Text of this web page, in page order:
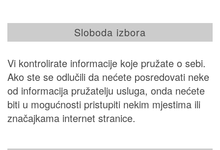
Sloboda izbora
Vi kontrolirate informacije koje pružate o sebi.
Ako ste se odlučili da nećete posredovati neke
od informacija pružatelju usluga, onda nećete
biti u mogućnosti pristupiti nekim mjestima ili
značajkama internet stranice.